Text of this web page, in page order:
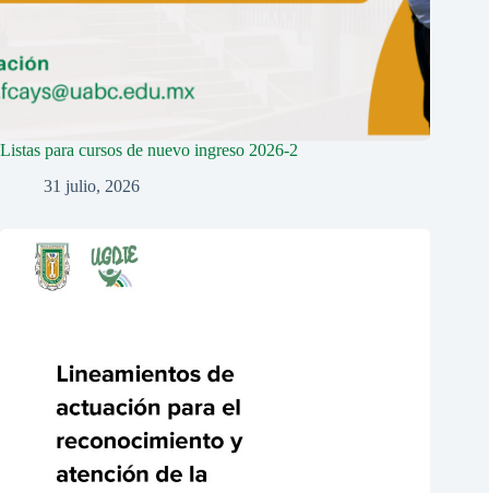
Listas para cursos de nuevo ingreso 2026-2
31 julio, 2026